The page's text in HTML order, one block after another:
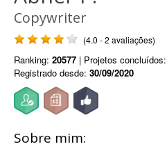
Copywriter
(4.0 - 2 avaliações)
Ranking: 20577 | Projetos concluídos:
Registrado desde: 30/09/2020
Sobre mim: